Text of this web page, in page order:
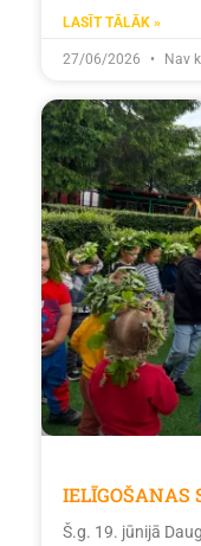
LASĪT TĀLĀK »
27/06/2026 Nav
IELĪGOŠANAS
Š.g. 19. jūnijā